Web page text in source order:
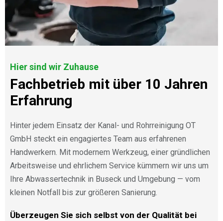
Hier sind wir Zuhause
Fachbetrieb mit über 10 Jahren
Erfahrung
Hinter jedem Einsatz der Kanal- und Rohrreinigung OT
GmbH steckt ein engagiertes Team aus erfahrenen
Handwerkern. Mit modernem Werkzeug, einer gründlichen
Arbeitsweise und ehrlichem Service kümmern wir uns um
Ihre Abwassertechnik in Buseck und Umgebung — vom
kleinen Notfall bis zur größeren Sanierung.
Überzeugen Sie sich selbst von der Qualität bei